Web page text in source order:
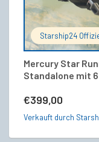
Starship24
Mercury Star
Standalone mit
€399,00
Verkauft durch